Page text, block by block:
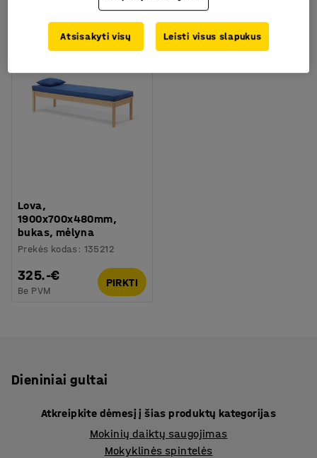
Lova,
1900x700x480mm,
bukas, mėlyna
Prekės kodas : 135212
325.-€
Be PVM
PIRKTI
Dieniniai gultai
Atkreipkite dėmesį į šias produktų kategorijas
Mokinių daiktų saugojimas
Mokyklinės spintelės
Atsisakyti visų Leisti visus slapukus